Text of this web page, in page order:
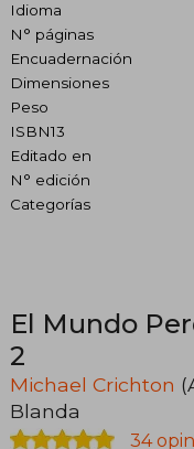
Idioma
N° páginas
Encuadernación
Dimensiones
Peso
ISBN13
Editado en
N° edición
Categorías
El Mundo
2
Michael Crichton
Blanda
34